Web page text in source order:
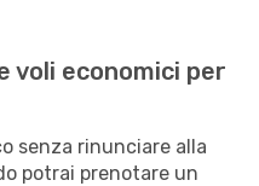
voli economici per
senza rinunciare alla
potrai prenotare un